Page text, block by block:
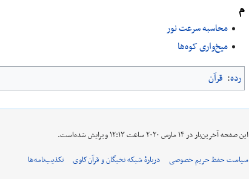
م
محاسبه سرعت نور
میخ‌واری کوه‌ها
رده: قرآن
این صفحه آخرین‌بار در ‏۱۴ مارس ۲۰۲۰ ساعت ‏۱۲:۱۳ ویرایش شده‌است.
سیاست حفظ حریم خصوصی
دربارهٔ شبکه نخبگان و قرآن‌کاوی تکذیب‌نامه‌ها